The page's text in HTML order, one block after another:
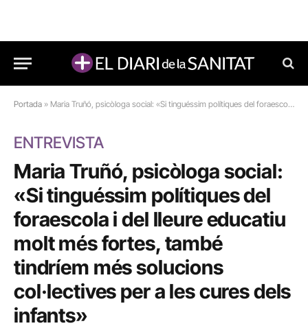
Portada » Maria Truñó, psicòloga social: «Si tinguéssim polítiques del foraescola i del lleure educatiu molt més fortes, també tindríem més solucions col·lectives per a les cures dels infants»
ENTREVISTA
Maria Truñó, psicòloga social:
«Si tinguéssim polítiques del
foraescola i del lleure educatiu
molt més fortes, també
tindríem més solucions
col·lectives per a les cures dels
infants»